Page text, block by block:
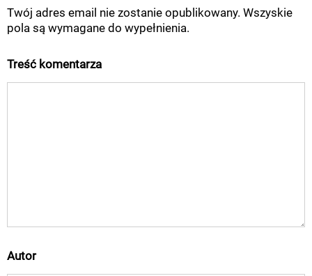
Twój adres email nie zostanie opublikowany. Wszyskie
pola są wymagane do wypełnienia.
Treść komentarza
Autor